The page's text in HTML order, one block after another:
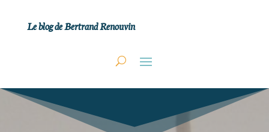
Le blog de Bertrand Renouvin